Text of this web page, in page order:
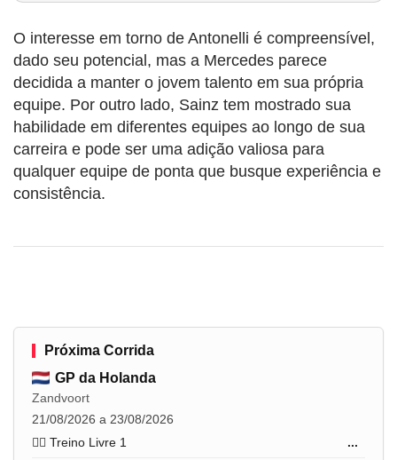
O interesse em torno de Antonelli é compreensível,
dado seu potencial, mas a Mercedes parece
decidida a manter o jovem talento em sua própria
equipe. Por outro lado, Sainz tem mostrado sua
habilidade em diferentes equipes ao longo de sua
carreira e pode ser uma adição valiosa para
qualquer equipe de ponta que busque experiência e
consistência.
Próxima Corrida
GP da Holanda
Zandvoort
21/08/2026 a 23/08/2026
🏋️‍♂️ Treino Livre 1
...